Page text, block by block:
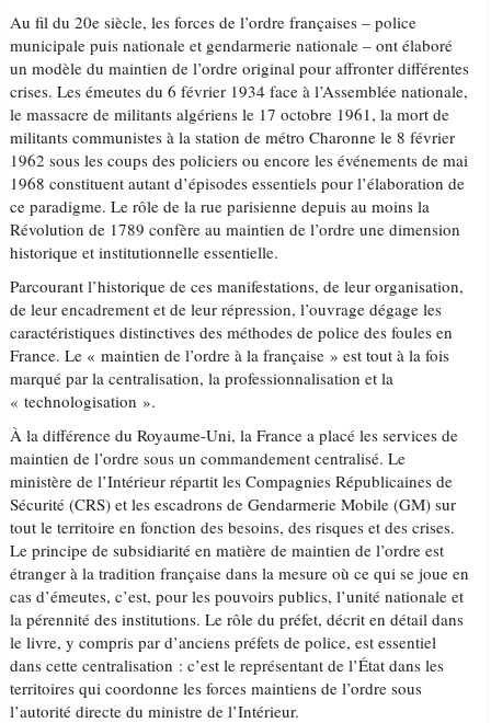
Au fil du 20e siècle, les forces de l’ordre françaises – police
municipale puis nationale et gendarmerie nationale – ont élaboré
un modèle du maintien de l’ordre original pour affronter différentes
crises. Les émeutes du 6 février 1934 face à l’Assemblée nationale,
le massacre de militants algériens le 17 octobre 1961, la mort de
militants communistes à la station de métro Charonne le 8 février
1962 sous les coups des policiers ou encore les événements de mai
1968 constituent autant d’épisodes essentiels pour l’élaboration de
ce paradigme. Le rôle de la rue parisienne depuis au moins la
Révolution de 1789 confère au maintien de l’ordre une dimension
historique et institutionnelle essentielle.
Parcourant l’historique de ces manifestations, de leur organisation,
de leur encadrement et de leur répression, l’ouvrage dégage les
caractéristiques distinctives des méthodes de police des foules en
France. Le « maintien de l’ordre à la française » est tout à la fois
marqué par la centralisation, la professionnalisation et la
« technologisation ».
À la différence du Royaume-Uni, la France a placé les services de
maintien de l’ordre sous un commandement centralisé. Le
ministère de l’Intérieur répartit les Compagnies Républicaines de
Sécurité (CRS) et les escadrons de Gendarmerie Mobile (GM) sur
tout le territoire en fonction des besoins, des risques et des crises.
Le principe de subsidiarité en matière de maintien de l’ordre est
étranger à la tradition française dans la mesure où ce qui se joue en
cas d’émeutes, c’est, pour les pouvoirs publics, l’unité nationale et
la pérennité des institutions. Le rôle du préfet, décrit en détail dans
le livre, y compris par d’anciens préfets de police, est essentiel
dans cette centralisation : c’est le représentant de l’État dans les
territoires qui coordonne les forces maintiens de l’ordre sous
l’autorité directe du ministre de l’Intérieur.